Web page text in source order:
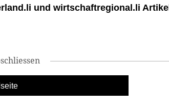
und wirtschaftregional.li Artikel